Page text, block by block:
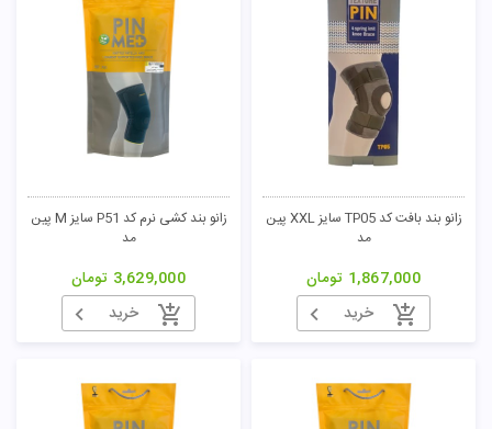
زانو بند بافت کد TP05 سایز XXL پین
مد
1,867,000 تومان
خرید
زانو بند کشی نرم کد P51 سایز M پین
مد
3,629,000 تومان
خرید